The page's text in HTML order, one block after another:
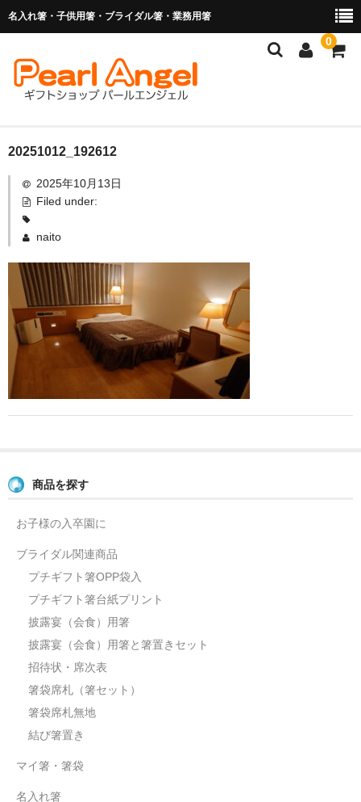
名入れ箸・子供用箸・ブライダル箸・業務用箸
0
商品を探す
お子様の入卒園に
業務用箸（食洗機対応）
マイ箸・箸袋
ご利用ガイド
20251012_192612
2025年10月13日
Filed under:
naito
商品を探す
お子様の入卒園に
ブライダル関連商品
プチギフト箸OPP袋入
プチギフト箸台紙プリント
披露宴（会食）用箸
披露宴（会食）用箸と箸置きセット
招待状・席次表
箸袋席札（箸セット）
箸袋席札無地
結び箸置き
マイ箸・箸袋
名入れ箸